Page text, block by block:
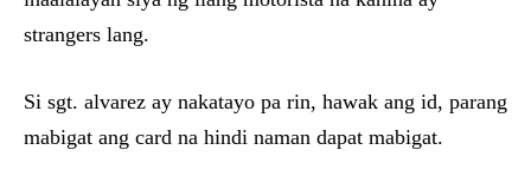
strangers lang.
Si sgt. alvarez ay nakatayo pa rin, hawak ang id, parang
mabigat ang card na hindi naman dapat mabigat.